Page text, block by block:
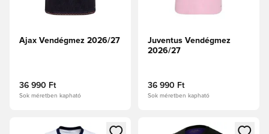
Ajax Vendégmez 2026/27
36 990 Ft
Sok méretben kapható
Juventus Vendégmez
2026/27
36 990 Ft
Sok méretben kapható
Megnyit egy modált a bejelentkezéshez vagy a tagként
Megnyit egy modált a